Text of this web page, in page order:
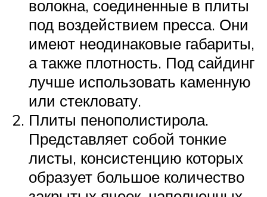
волокна, соединенные в плиты
под воздействием пресса. Они
имеют неодинаковые габариты,
а также плотность. Под сайдинг
лучше использовать каменную
или стекловату.
Плиты пенополистирола.
Представляет собой тонкие
листы, консистенцию которых
образует большое количество